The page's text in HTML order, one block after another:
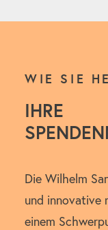
WIE SIE
IHRE
Die Wilhelm
und innovative
einem